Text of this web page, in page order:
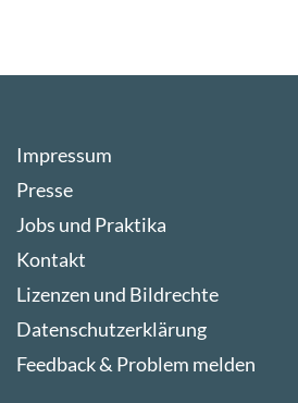
Impressum
Presse
Jobs und Praktika
Kontakt
Lizenzen und Bildrechte
Datenschutzerklärung
Feedback & Problem melden